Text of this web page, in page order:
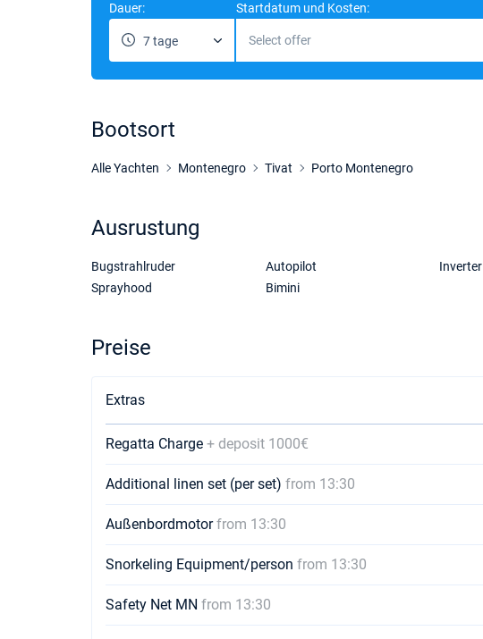
Dauer:
7 tage
Startdatum und Kosten:
Select offer
Bootsort
Alle Yachten Montenegro Tivat Porto Montenegro
Ausrustung
Bugstrahlruder
Sprayhood
Autopilot
Bimini
Inverter
Preise
Extras
Regatta Charge + deposit 1000€
Additional linen set (per set) from 13:30
Außenbordmotorfrom 13:30
Snorkeling Equipment/person from 13:30
Safety Net MN from 13:30